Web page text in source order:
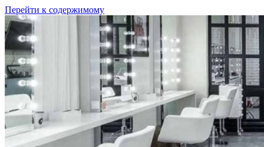
Перейти к содержимому